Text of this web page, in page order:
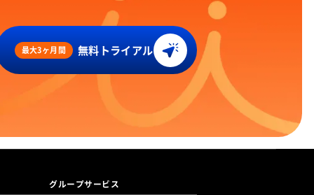
最大3ヶ月間 無料トライアル
グループサービス